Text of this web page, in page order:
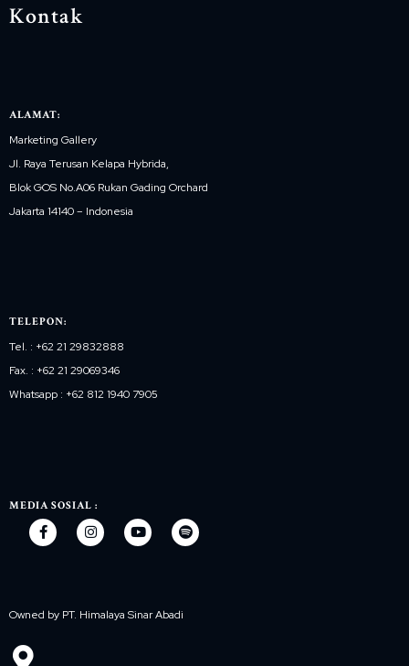
Kontak
ALAMAT:
Marketing Gallery
Jl. Raya Terusan Kelapa Hybrida,
Blok GOS No.A06 Rukan Gading Orchard
Jakarta 14140 – Indonesia
TELEPON:
Tel. : +62 21 29832888
Fax. : +62 21 29069346
Whatsapp : +62 812 1940 7905
MEDIA SOSIAL :
Owned by PT. Himalaya Sinar Abadi